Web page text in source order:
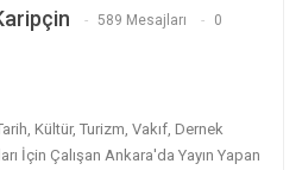
Facebook Messenger
589 Mesajları 0
Kültür, Turizm, Vakıf, Dernek
İçin Çalışan Ankara'da Yayın Yapan